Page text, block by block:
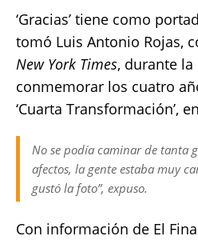
‘Gracias’ tiene como
tomó Luis Antonio Rojas,
New York Times, durante
conmemorar los cuatro
‘Cuarta Transformación’,
No se podía caminar de tanta
afectos, la gente estaba muy
gustó la foto”, expuso.
Con información de El